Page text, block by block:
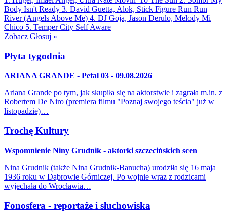
Body Isn't Ready 3. David Guetta, Alok, Stick Figure Run Run
River (Angels Above Me) 4. DJ Goja, Jason Derulo, Melody Mi
Chico 5. Temper City Self Aware
Zobacz Głosuj »
Płyta tygodnia
ARIANA GRANDE - Petal 03 - 09.08.2026
Ariana Grande po tym, jak skupiła się na aktorstwie i zagrała m.in. z
Robertem De Niro (premiera filmu "Poznaj swojego teścia" już w
listopadzie)…
Trochę Kultury
Wspomnienie Niny Grudnik - aktorki szczecińskich scen
Nina Grudnik (także Nina Grudnik-Banucha) urodziła się 16 maja
1936 roku w Dąbrowie Górniczej. Po wojnie wraz z rodzicami
wyjechała do Wrocławia…
Fonosfera - reportaże i słuchowiska